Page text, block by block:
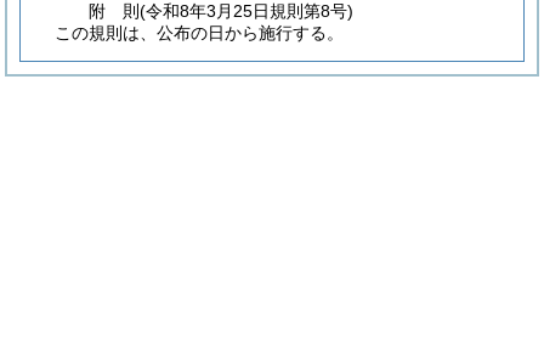
附 則(令和8年3月25日規則第8号)
この規則は、公布の日から施行する。